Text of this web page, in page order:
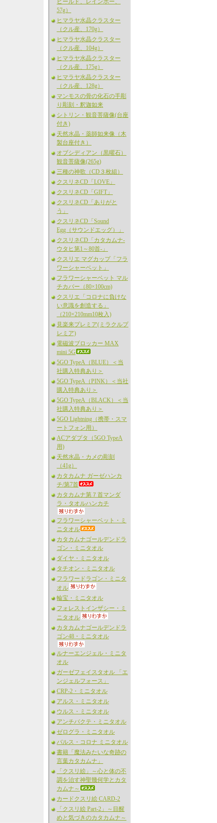
ヒールド、レインボー、
57g）
ヒマラヤ水晶クラスター
（クル産、170g）
ヒマラヤ水晶クラスター
（クル産、104g）
ヒマラヤ水晶クラスター
（クル産、175g）
ヒマラヤ水晶クラスター
（クル産、128g）
マンモスの骨の化石の手彫
り彫刻・釈迦如来
シトリン・観音菩薩像(台座
付き)
天然水晶・薬師如来像（木
製台座付き）
オブシディアン（黒曜石）
観音菩薩像(265g)
三種の神歌（CD３枚組）
クスリネCD「LOVE」
クスリネCD「GIFT」
クスリネCD「ありがと
う」
クスリネCD「Sound
Egg（サウンドエッグ）」
クスリネCD「カタカムナ-
ウタヒ第1～80首-」
クスリエ マグカップ「フラ
ワーシャーベット」
フラワーシャーベット マル
チカバー（80×100cm)
クスリエ「コロナに負けな
い意識を創造する」
（210×210mm10枚入)
見楽来プレミア(ミラクルプ
レミア)
電磁波ブロッカー MAX
mini 5G
5GO TypeA（BLUE）＜当
社購入特典あり＞
5GO TypeA（PINK）＜当社
購入特典あり＞
5GO TypeA（BLACK）＜当
社購入特典あり＞
5GO Lightning（携帯・スマ
ートフォン用）
ACアダプタ（5GO TypeA
用)
天然水晶・カメの彫刻
（41g）
カタカムナ ガーゼハンカ
チ/第7首
カタカムナ第７首マンダ
ラ・タオルハンカチ
フラワーシャーベット・ミ
ニタオル
カタカムナゴールデンドラ
ゴン・ミニタオル
ダイヤ・ミニタオル
タチオン・ミニタオル
フラワードラゴン・ミニタ
オル
輪宝・ミニタオル
フォレストインザシー・ミ
ニタオル
カタカムナゴールデンドラ
ゴン48・ミニタオル
ルナーエンジェル・ミニタ
オル
ガーゼフェイスタオル 「エ
ンジェルフォース」
CRP-2・ミニタオル
アルス・ミニタオル
ウルス・ミニタオル
アンチバクテ・ミニタオル
ゼログラ・ミニタオル
バルス・コロナ ミニタオル
書籍「魔法みたいな奇跡の
言葉カタカムナ」
「クスリ絵」～心と体の不
調を治す神聖幾何学とカタ
カムナ～
カードクスリ絵 CARD-2
「クスリ絵 Part-2」～目醒
めと気づきのカタカムナ～